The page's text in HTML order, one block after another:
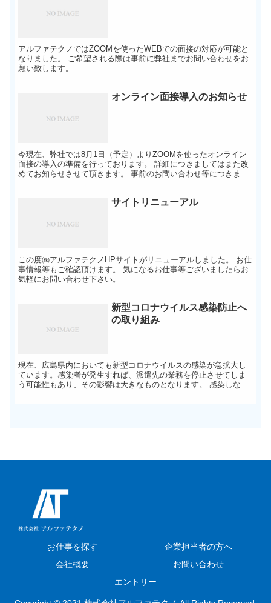
アルファテクノではZOOMを使ったWEBでの面接の対応が可能と
なりました。 ご希望される際は事前に弊社までお問い合わせをお
願い致します。
オンライン面接導入のお知らせ
今現在、弊社では8月1日（予定）よりZOOMを使ったオンライン
面接の導入の準備を行っております。 詳細につきましてはまた改
めてお知らせさせて頂きます。 事前のお問い合わせ等につきまし
サイトリニューアル
この度㈱アルファテクノHPサイトがリニューアルしました。 お仕
事情報等もご確認頂けます。 気になるお仕事等ございましたらお
気軽にお問い合わせ下さい。
新型コロナウイルス感染防止へ
の取り組み
現在、広島県内においても新型コロナウイルスの感染が急拡大し
ています。感染者が発生すれば、派遣先の業務を停止させてしま
う可能性もあり、その影響は大きなものとなります。 感染しない
お仕事を探す
企業担当者の方へ
会社概要
お問い合わせ
エントリー